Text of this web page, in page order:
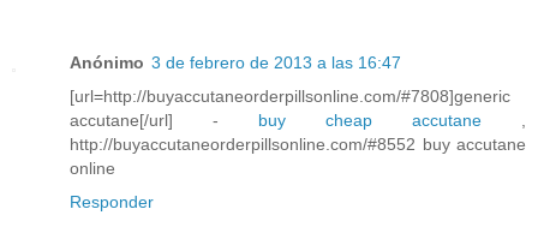
Anónimo 3 de febrero de 2013 a las 16:47
[url=http://buyaccutaneorderpillsonline.com/#7808]generic
accutane[/url] - buy cheap accutane
http://buyaccutaneorderpillsonline.com/#8552 buy accutane
online
Responder